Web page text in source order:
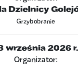
Dzielnicy
Grzybobranie
września 2026 r.
Organizator: